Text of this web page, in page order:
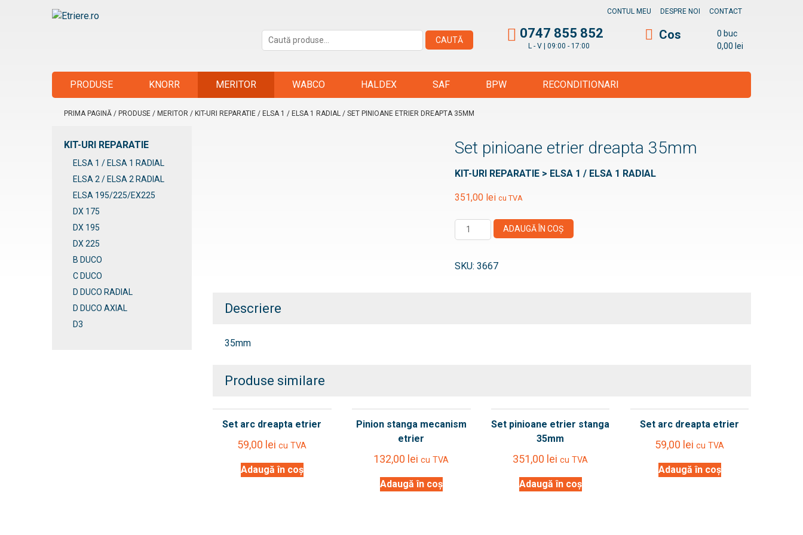
Skip
to
CONTUL MEU DESPRE NOI CONTACT
Caută
după:
CAUTĂ 0747 855 852
L - V | 09:00 - 17:00
Cos
0 buc
0,00 lei
PRODUSE KNORR MERITOR WABCO HALDEX SAF BPW RECONDITIONARI
PRIMA PAGINĂ / PRODUSE / MERITOR / KIT-URI REPARATIE / ELSA 1 / ELSA 1 RADIAL / SET PINIOANE ETRIER DREAPTA 35MM
KIT-URI REPARATIE
ELSA 1 / ELSA 1 RADIAL
ELSA 2 / ELSA 2 RADIAL
ELSA 195/225/EX225
DX 175
DX 195
DX 225
B DUCO
C DUCO
D DUCO RADIAL
D DUCO AXIAL
D3
Set pinioane etrier dreapta 35mm
KIT-URI REPARATIE > ELSA 1 / ELSA 1 RADIAL
351,00 lei cu TVA
Cantitate
Set
etrier
ADAUGĂ ÎN COȘ
SKU:3667
Descriere
35mm
Produse similare
Set arc dreapta etrier
59,00 lei cu TVA
Adaugă în coș
Pinion stanga mecanism
etrier
132,00 lei cu TVA
Adaugă în coș
Set pinioane etrier stanga
35mm
351,00 lei cu TVA
Adaugă în coș
Set arc dreapta etrier
59,00 lei cu TVA
Adaugă în coș